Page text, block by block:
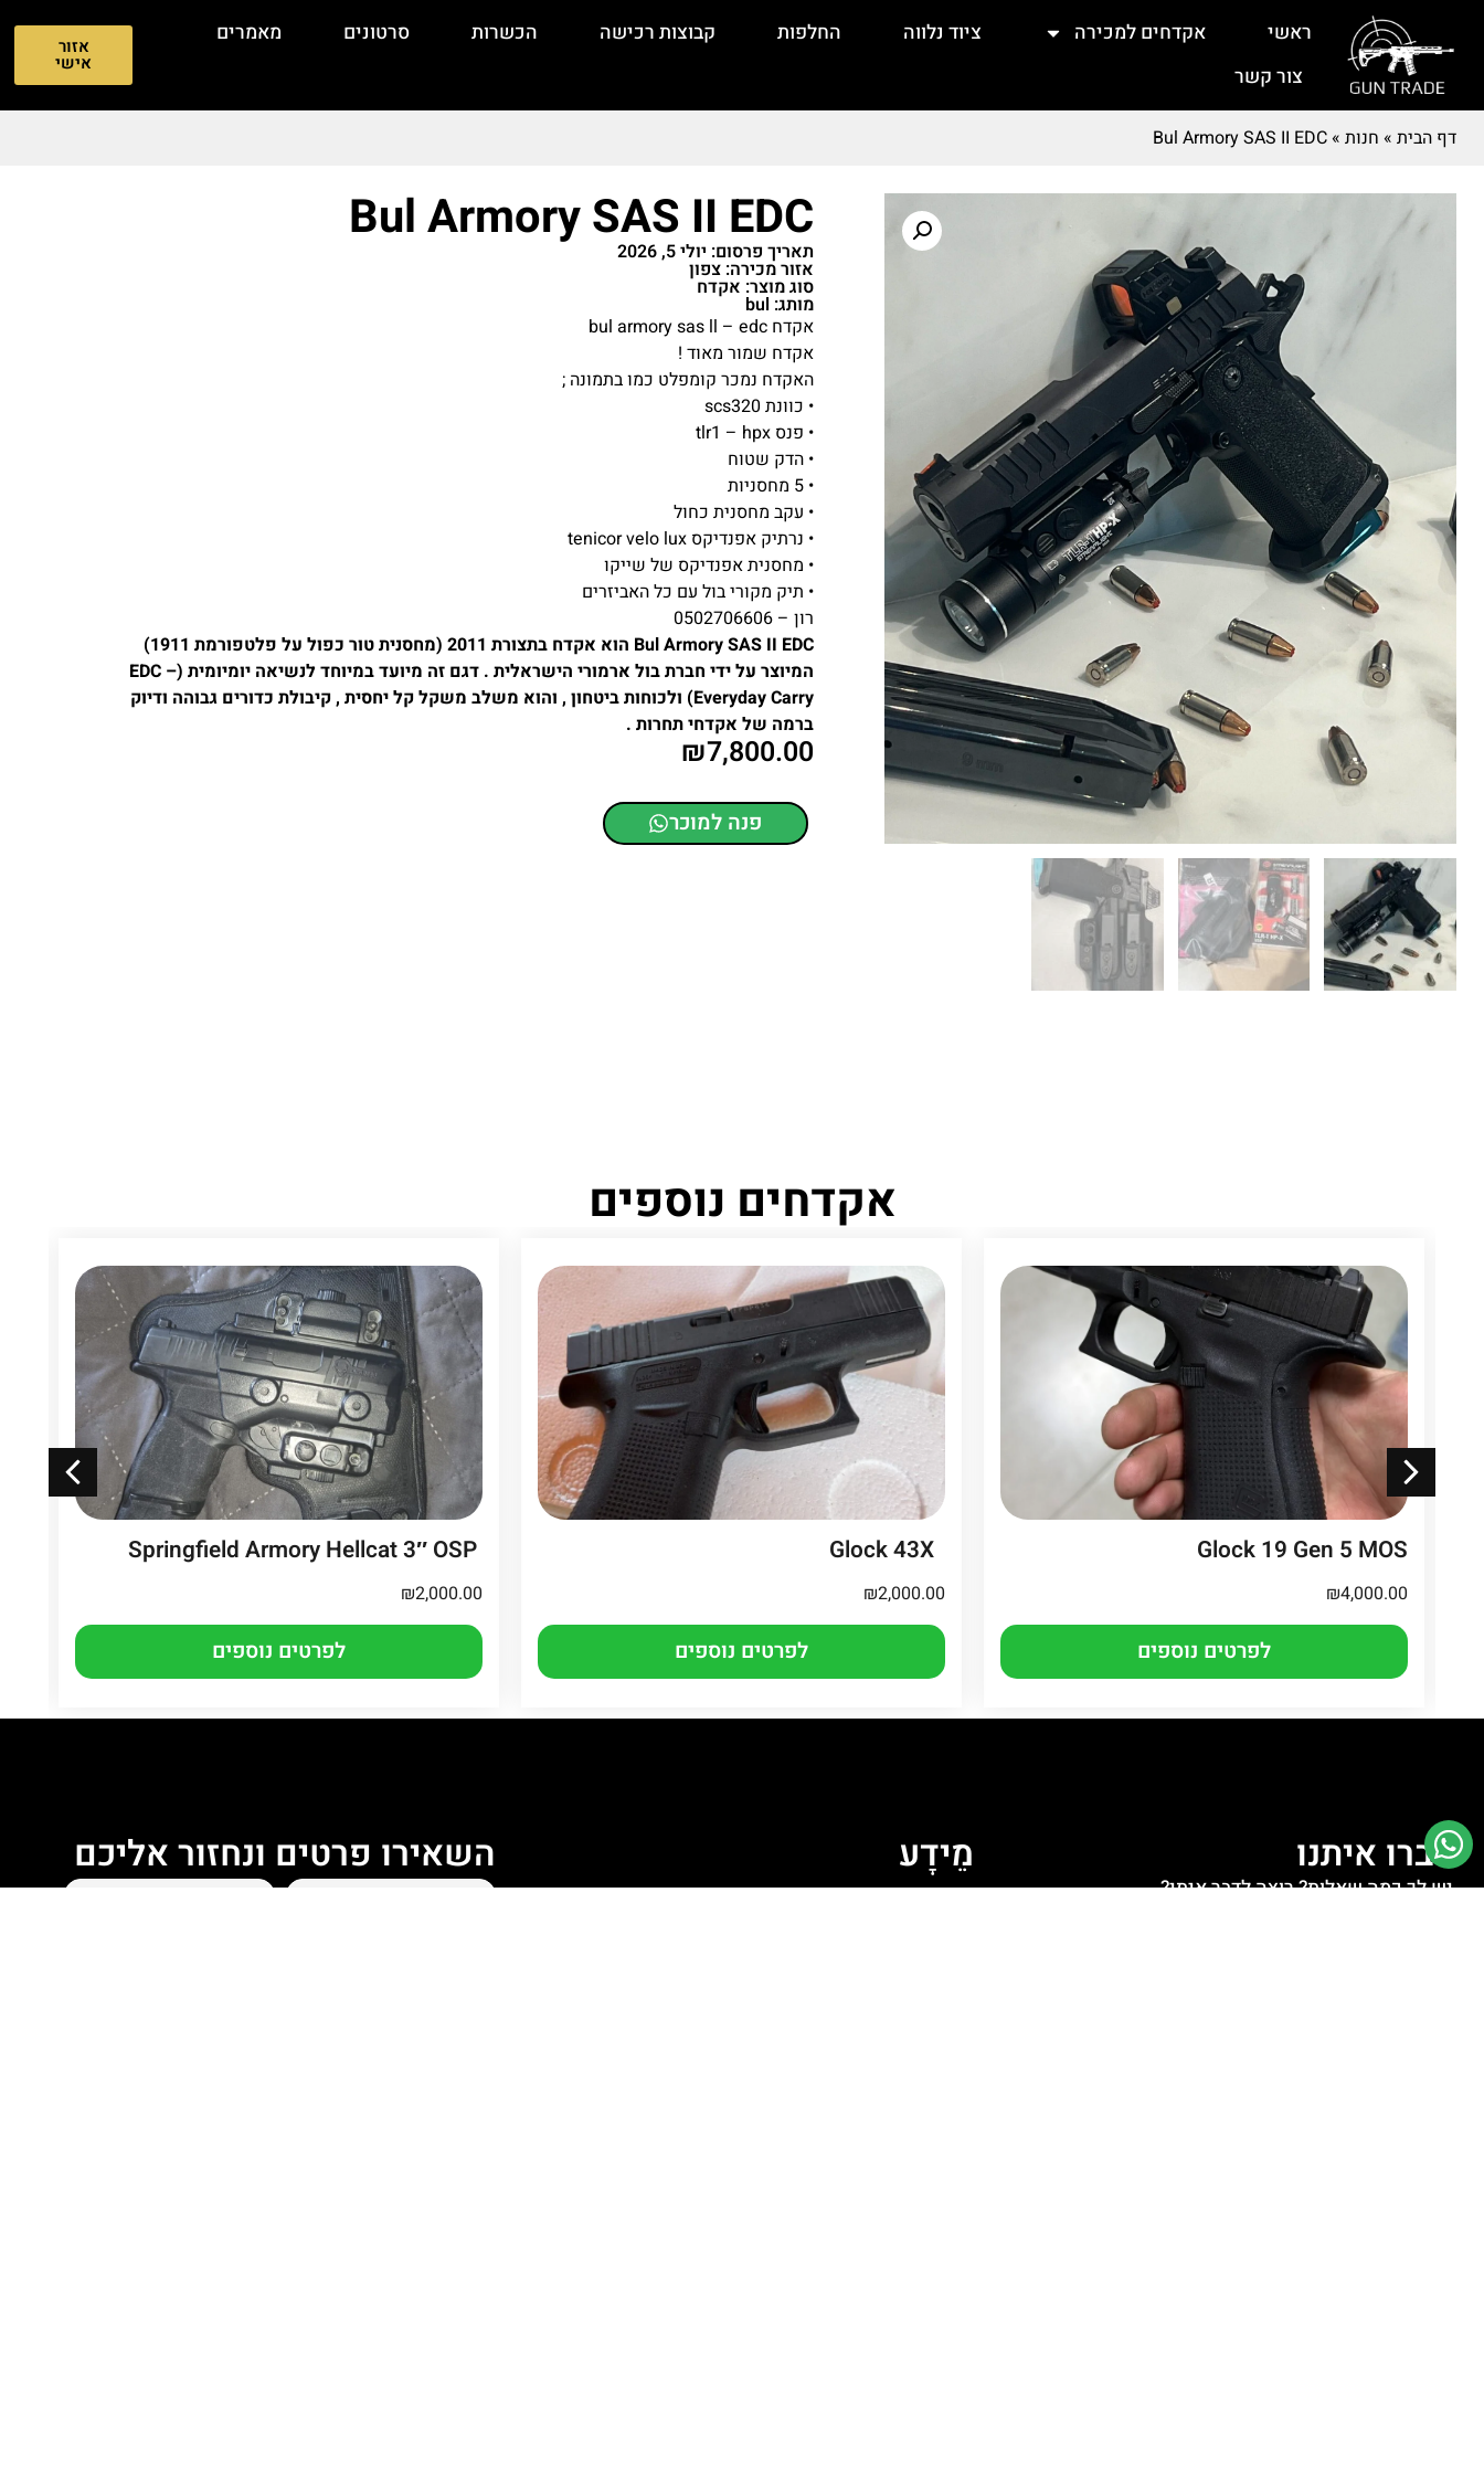
ראשי אקדחים למכירה ציוד נלווה החלפות קבוצות רכישה הכשרות סרטונים
מאמרים
צור קשר
אזור
אישי
דף הבית » חנות »
Bul Armory SAS II EDC
Bul Armory SAS II EDC
תאריך פרסום: יולי 5, 2026
אזור מכירה: צפון
סוג מוצר: אקדח
מותג: bul
אקדח bul armory sas ll – edc
אקדח שמור מאוד !
האקדח נמכר קומפלט כמו בתמונה ;
• כוונת scs320
• ⁠פנס tlr1 – hpx
• ⁠הדק שטוח
• ⁠5 מחסניות
• ⁠עקב מחסנית כחול
• ⁠נרתיק אפנדיקס tenicor velo lux
• ⁠מחסנית אפנדיקס של שייקו
• ⁠תיק מקורי בול עם כל האביזרים
רון – 0502706606
Bul Armory SAS II EDC הוא אקדח בתצורת 2011 (מחסנית טור כפול על פלטפורמת 1911)
המיוצר על ידי חברת בול ארמורי הישראלית . דגם זה מיועד במיוחד לנשיאה יומיומית (EDC –
Everyday Carry) ולכוחות ביטחון , והוא משלב משקל קל יחסית , קיבולת כדורים גבוהה ודיוק
ברמה של אקדחי תחרות .
₪7,800.00
פנה למוכר
אקדחים נוספים
Glock 19 Gen 5 MOS
₪4,000.00
לפרטים נוספים
₪2,000.00
לפרטים נוספים
₪2,000.00
לפרטים נוספים
השאירו פרטים ונחזור אליכם מֵידָע דברו איתנו
יש לך כמה שאלות? רוצה לדבר איתי?